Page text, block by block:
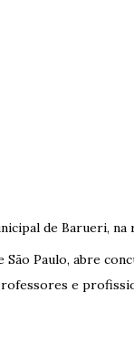
de Barueri, na
Paulo, abre
e